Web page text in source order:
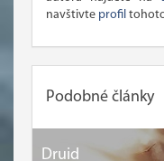
navštivte profil
Podobné články
Druid